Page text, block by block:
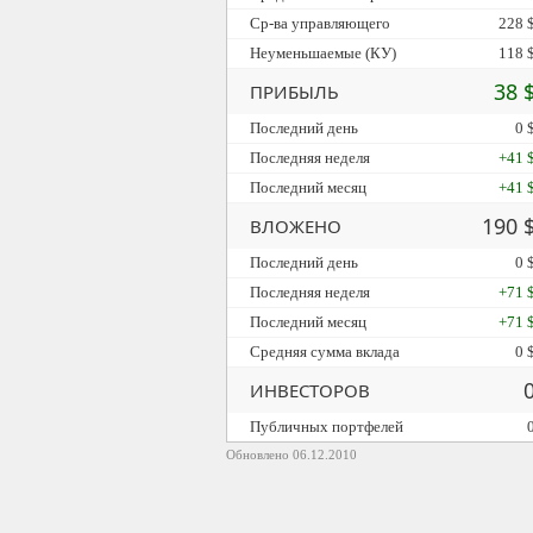
Обновлено 06.12.2010
Ср-ва управляющего
228 $
Неуменьшаемые (КУ)
118 $
ПРИБЫЛЬ 38
Последний день
0 $
Последняя неделя
+41 $
Последний месяц
+41 $
ВЛОЖЕНО 190
Последний день
0 $
Последняя неделя
+71 $
Последний месяц
+71 $
Средняя сумма вклада
0 $
ИНВЕСТОРОВ
Публичных портфелей 0